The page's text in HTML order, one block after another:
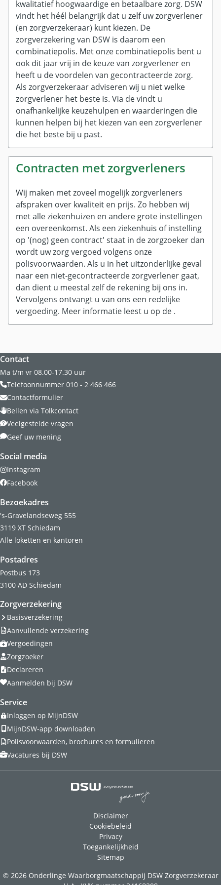
Buitenland
Zorg in het buitenland
SOS International
Direct doen op MijnDSW
Online declareren
Declaratieoverzicht
Verzekeringsbewijs buitenland
Privacy
Beleggingsbeleid
Cookiebeleid
Uitleg premie 2026
Uitleg premie 2025
Contracteerbeleid
Aanvragen zonder inloggen
Bedenktijd
Volmacht aanvragen
Zorgbemiddeling
Direct doen op MijnDSW
Contactgegevens wijzigen
Wijziging doorgeven
Zorgpas aanvragen
kwalitatief hoogwaardige en betaalbare zorg. DSW
vindt het héél belangrijk dat u zelf uw zorgverlener
(en zorgverzekeraar) kunt kiezen. De
zorgverzekering van DSW is daarom een
combinatiepolis. Met onze combinatiepolis bent u
ook dit jaar vrij in de keuze van zorgverlener en
heeft u de voordelen van gecontracteerde zorg.
Als zorgverzekeraar adviseren wij u niet welke
zorgverlener het beste is. Via devindt u
onafhankelijke keuzehulpen en waarderingen die
kunnen helpen bij het kiezen van een zorgverlener
die het beste bij u past.
Contracten met zorgverleners
Wij maken met zoveel mogelijk zorgverleners
afspraken over kwaliteit en prijs. Zo hebben wij
met alle ziekenhuizen en andere grote instellingen
een overeenkomst. Als een ziekenhuis of instelling
op '(nog) geen contract' staat in de zorgzoeker dan
wordt uw zorg vergoed volgens onze
polisvoorwaarden. Als u in het uitzonderlijke geval
naar een niet-gecontracteerde zorgverlener gaat,
dan dient u meestal zelf de rekening bij ons in.
Vervolgens ontvangt u van ons een redelijke
vergoeding. Meer informatie leest u op de .
Website footer
Contact
Ma t/m vr 08.00-17.30 uur
Telefoonnummer 010 - 2 466 466
Contactformulier
Bellen via Tolkcontact
Veelgestelde vragen
Geef uw mening
Social media
Instagram
Facebook
Bezoekadres
's-Gravelandseweg 555
3119 XT Schiedam
Alle loketten en kantoren
Postadres
Postbus 173
3100 AD Schiedam
Zorgverzekering
Basisverzekering
Aanvullende verzekering
Vergoedingen
Zorgzoeker
Declareren
Aanmelden bij DSW
Service
Inloggen op MijnDSW
MijnDSW-app downloaden
Polisvoorwaarden, brochures en formulieren
Vacatures bij DSW
Disclaimer
Cookiebeleid
Privacy
Toegankelijkheid
Sitemap
© 2026 Onderlinge Waarborgmaatschappij DSW Zorgverzekeraar